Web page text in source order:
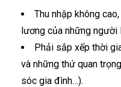
Thu nhập không
lương của những
Phải sắp xếp thời
và những thứ quan
sóc gia đình…).